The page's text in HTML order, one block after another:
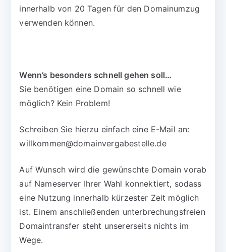
innerhalb von 20 Tagen für den Domainumzug
verwenden können.
Wenn’s besonders schnell gehen soll…
Sie benötigen eine Domain so schnell wie
möglich? Kein Problem!
Schreiben Sie hierzu einfach eine E-Mail an:
willkommen@domainvergabestelle.de
Auf Wunsch wird die gewünschte Domain vorab
auf Nameserver Ihrer Wahl konnektiert, sodass
eine Nutzung innerhalb kürzester Zeit möglich
ist. Einem anschließenden unterbrechungsfreien
Domaintransfer steht unsererseits nichts im
Wege.